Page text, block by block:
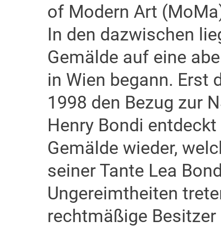
of Modern Art
In den dazwischen
Gemälde auf eine
in Wien begann. Erst
1998 den Bezug zur
Henry Bondi
Gemälde wieder,
seiner Tante Lea
Ungereimtheiten
rechtmäßige